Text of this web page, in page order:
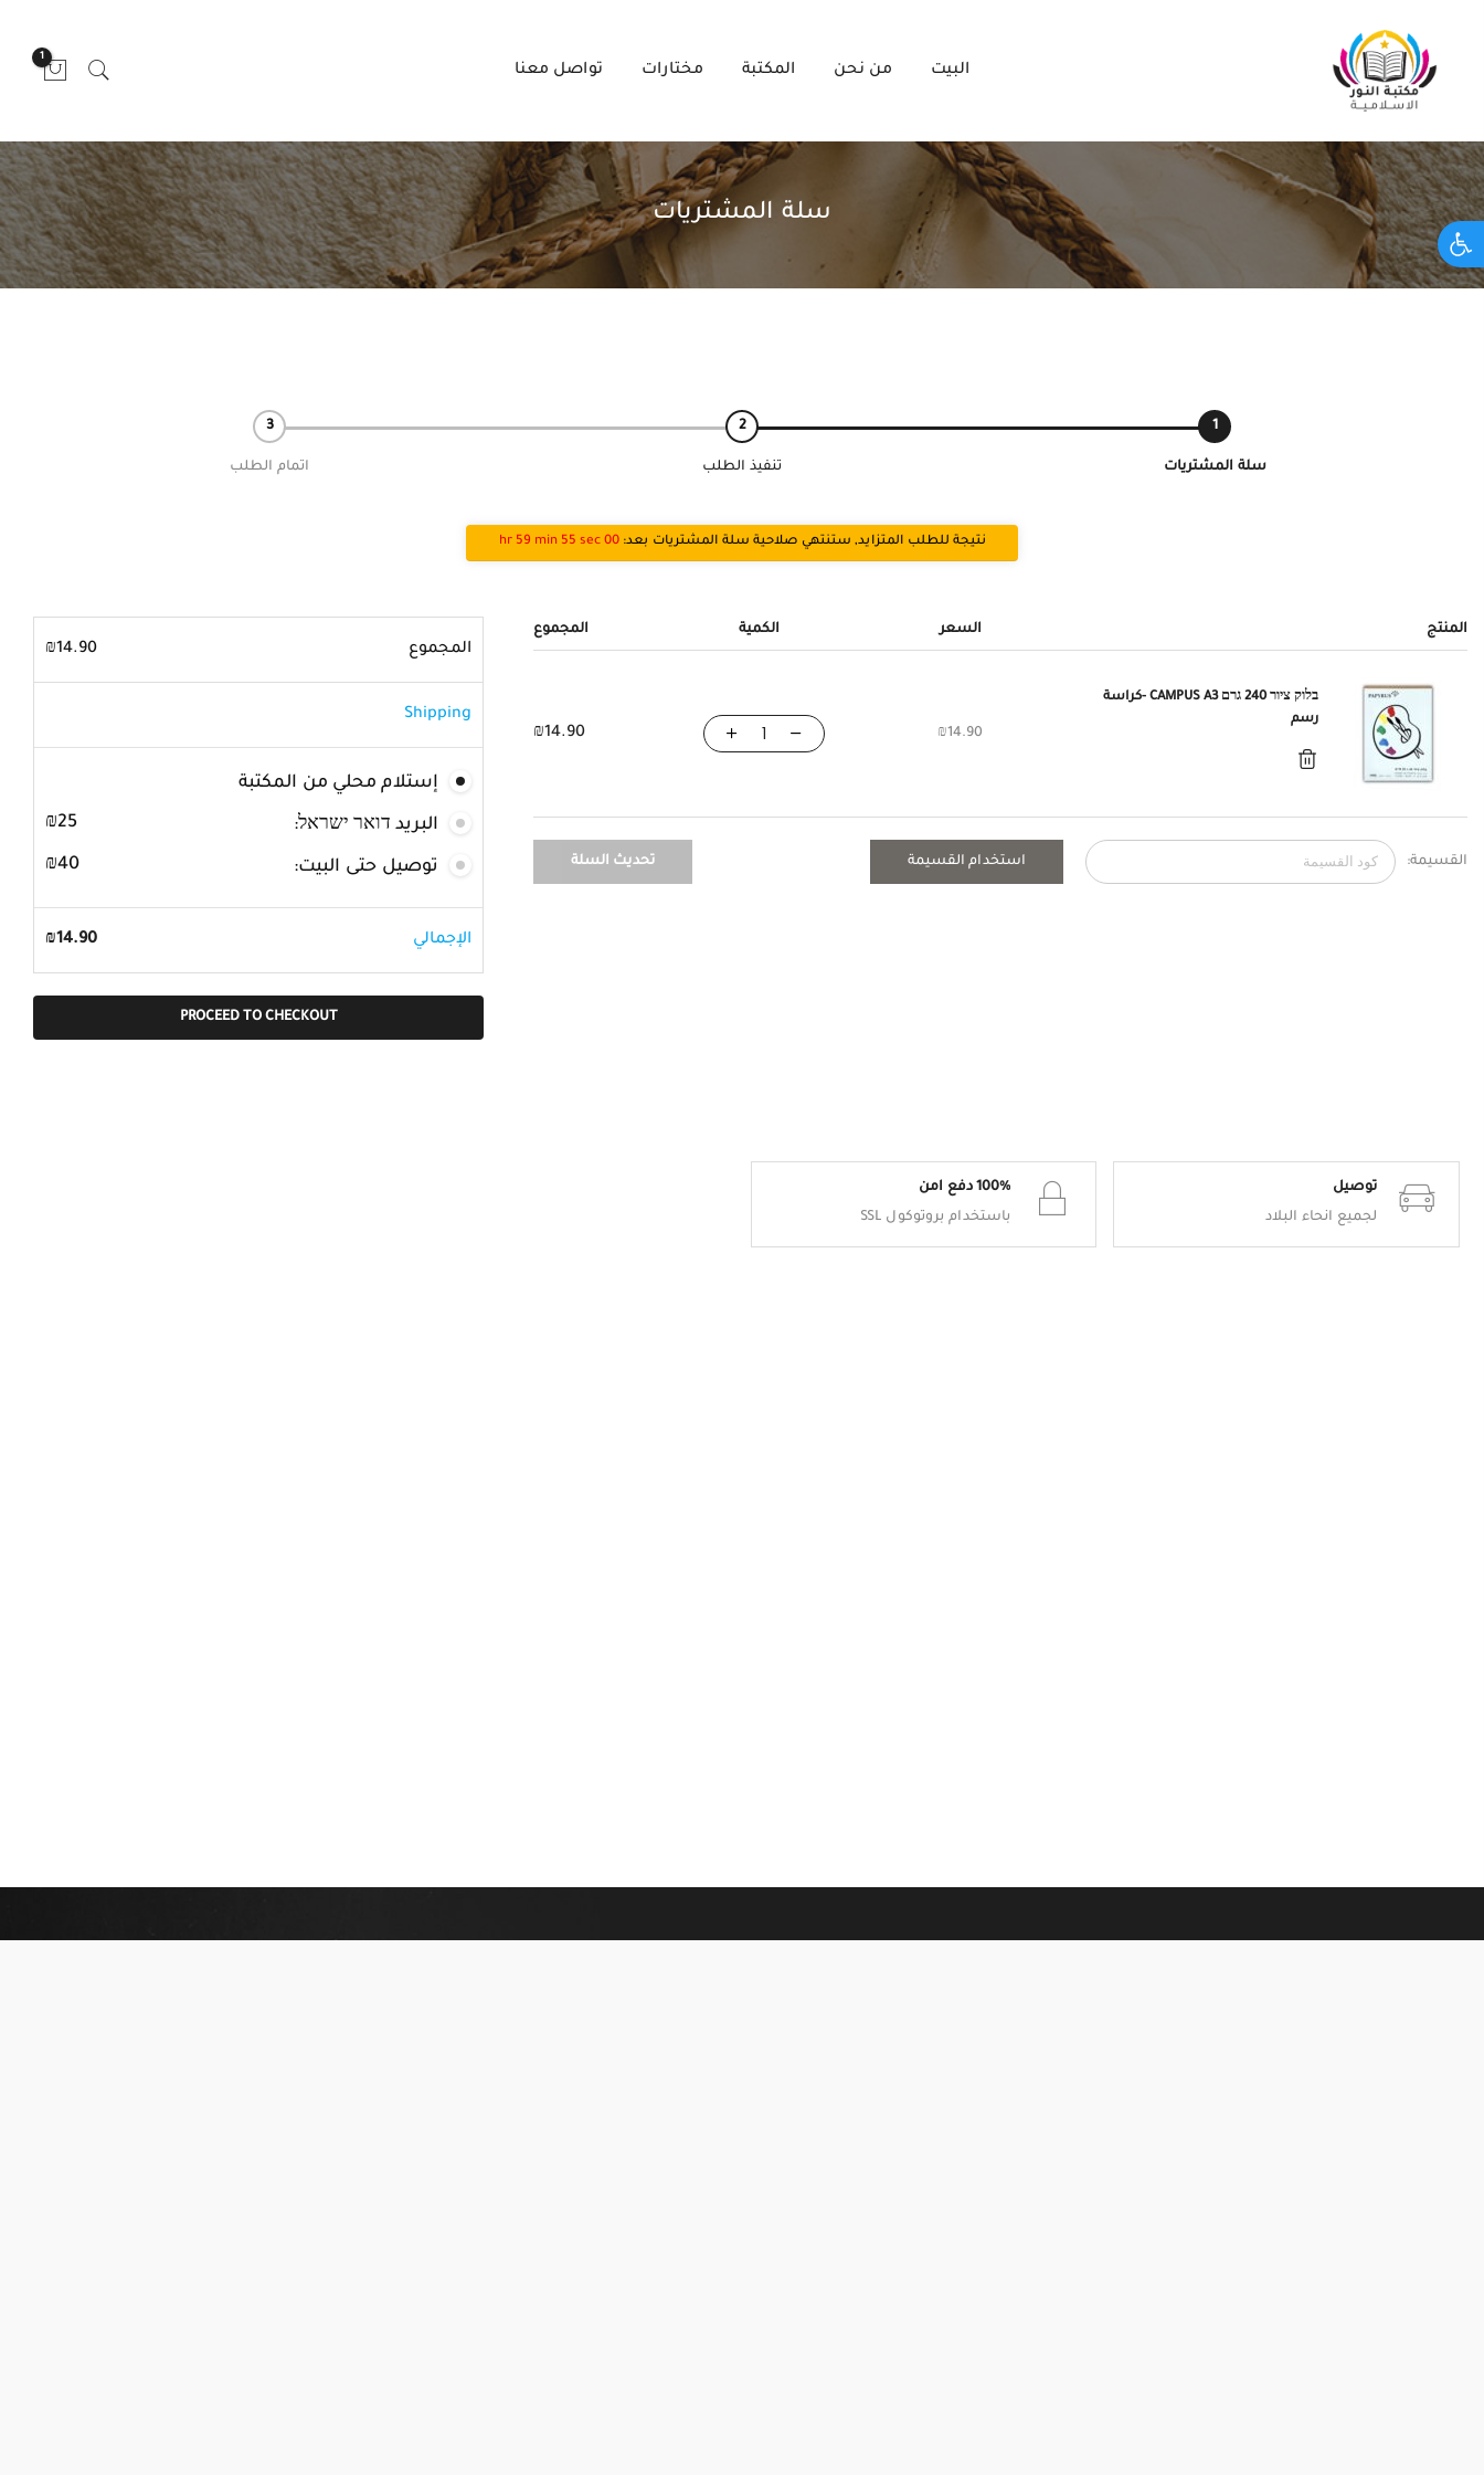
Open toolbar
البيت من نحن المكتبة مختارات تواصل معنا
1
سلة المشتريات
سلة المشتريات تنفيذ الطلب اتمام الطلب
نتيجة للطلب المتزايد, ستنتهي صلاحية سلة المشتريات بعد:00 hr 59 min 55 sec
المنتج السعر الكمية المجموع
בלוק ציור 240 גרם CAMPUS A3 -كراسة
رسم
₪14.90
₪14.90
القسيمة: استخدام القسيمة تحديث السلة
المجموع ₪14.90
Shipping
إستلام محلي من المكتبة
البريد דואר ישראל: ₪25
توصيل حتى البيت: ₪40
الإجمالي ₪14.90
PROCEED TO CHECKOUT
توصيل
لجميع انحاء البلاد
100% دفع امن
باستخدام بروتوكول SSL